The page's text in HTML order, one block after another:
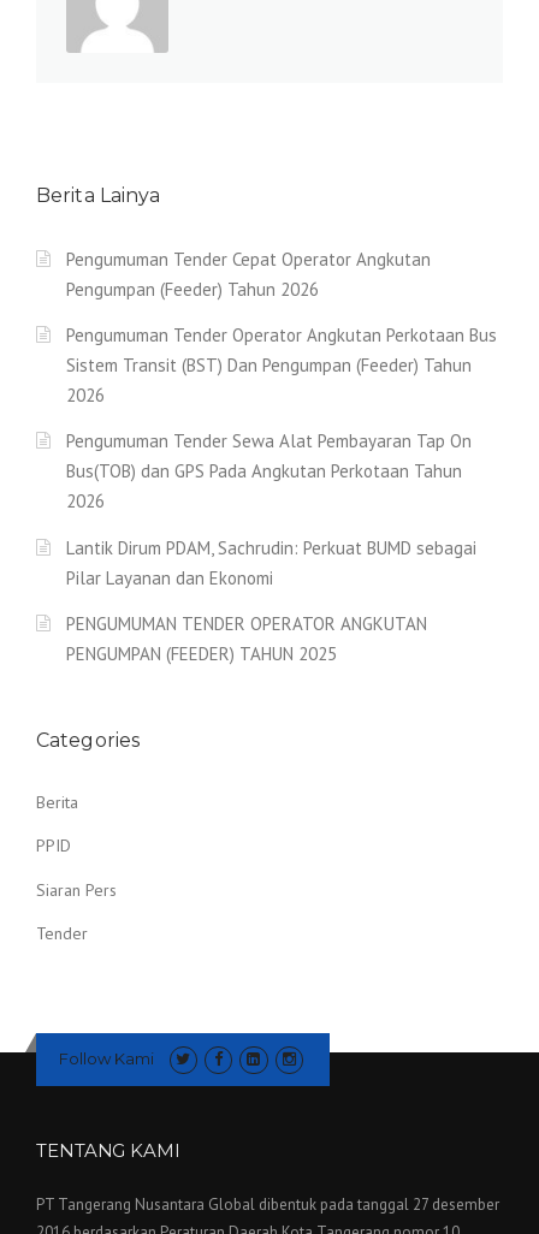
Berita Lainya
Pengumuman Tender Cepat Operator Angkutan
Pengumpan (Feeder) Tahun 2026
Pengumuman Tender Operator Angkutan Perkotaan Bus
Sistem Transit (BST) Dan Pengumpan (Feeder) Tahun
2026
Pengumuman Tender Sewa Alat Pembayaran Tap On
Bus(TOB) dan GPS Pada Angkutan Perkotaan Tahun
2026
Lantik Dirum PDAM, Sachrudin: Perkuat BUMD sebagai
Pilar Layanan dan Ekonomi
PENGUMUMAN TENDER OPERATOR ANGKUTAN
PENGUMPAN (FEEDER) TAHUN 2025
Categories
Berita
PPID
Siaran Pers
Tender
Follow Kami
TENTANG KAMI
PT Tangerang Nusantara Global dibentuk pada tanggal 27 desember